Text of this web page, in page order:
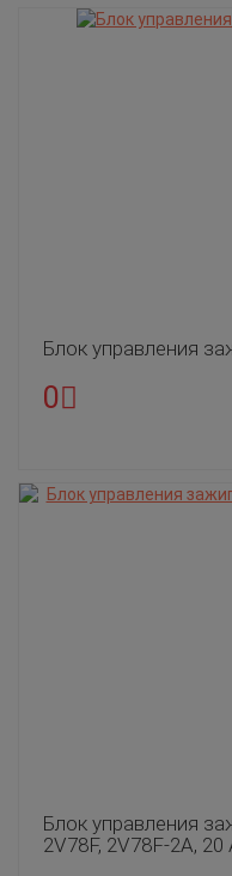
Блок управления
0
Блок управления
2V78F, 2V78F-2A, 20